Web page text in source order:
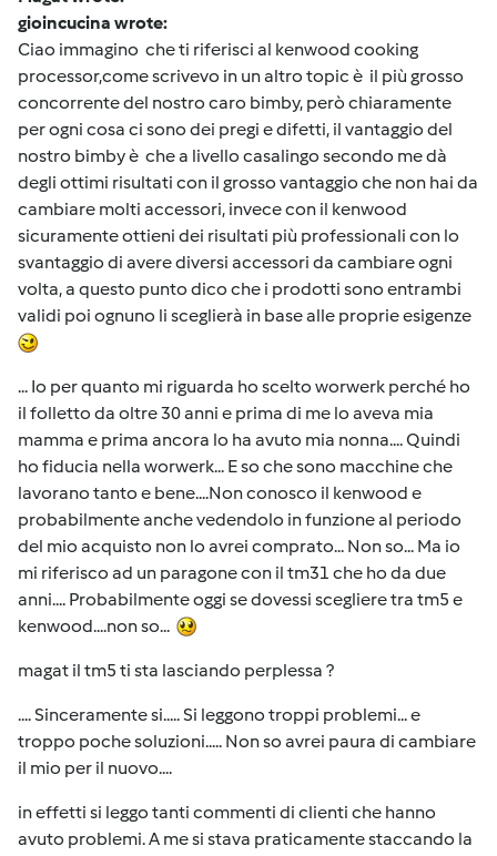
gioincucina wrote:
Ciao immagino che ti riferisci al kenwood cooking
processor,come scrivevo in un altro topic è il più grosso
concorrente del nostro caro bimby, però chiaramente
per ogni cosa ci sono dei pregi e difetti, il vantaggio del
nostro bimby è che a livello casalingo secondo me dà
degli ottimi risultati con il grosso vantaggio che non hai da
cambiare molti accessori, invece con il kenwood
sicuramente ottieni dei risultati più professionali con lo
svantaggio di avere diversi accessori da cambiare ogni
volta, a questo punto dico che i prodotti sono entrambi
validi poi ognuno li sceglierà in base alle proprie esigenze
... Io per quanto mi riguarda ho scelto worwerk perché ho
il folletto da oltre 30 anni e prima di me lo aveva mia
mamma e prima ancora lo ha avuto mia nonna.... Quindi
ho fiducia nella worwerk... E so che sono macchine che
lavorano tanto e bene....Non conosco il kenwood e
probabilmente anche vedendolo in funzione al periodo
del mio acquisto non lo avrei comprato... Non so... Ma io
mi riferisco ad un paragone con il tm31 che ho da due
anni.... Probabilmente oggi se dovessi scegliere tra tm5 e
kenwood....non so...
magat il tm5 ti sta lasciando perplessa ?
.... Sinceramente si..... Si leggono troppi problemi... e
troppo poche soluzioni..... Non so avrei paura di cambiare
il mio per il nuovo....
in effetti si leggo tanti commenti di clienti che hanno
avuto problemi. A me si stava praticamente staccando la